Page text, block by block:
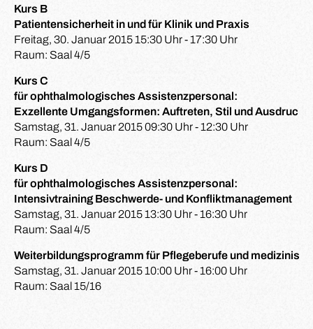
Kurs B
Patientensicherheit in und für Klinik und Praxis
Freitag, 30. Januar 2015 15:30 Uhr - 17:30 Uhr
Raum: Saal 4/5
Kurs C
für ophthalmologisches Assistenzpersonal:
Exzellente Umgangsformen: Auftreten, Stil und
Samstag, 31. Januar 2015 09:30 Uhr - 12:30 Uhr
Raum: Saal 4/5
Kurs D
für ophthalmologisches Assistenzpersonal:
Intensivtraining Beschwerde- und Konfliktmanagement
Samstag, 31. Januar 2015 13:30 Uhr - 16:30 Uhr
Raum: Saal 4/5
Weiterbildungsprogramm für Pflegeberufe und
Samstag, 31. Januar 2015 10:00 Uhr - 16:00 Uhr
Raum: Saal 15/16